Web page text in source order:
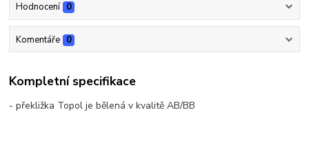
Hodnocení 0
Komentáře 0
Kompletní specifikace
- překližka Topol je bělená v kvalitě AB/BB